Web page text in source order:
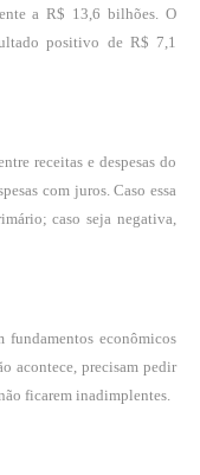
a R$ 13,6 bilhões. O
positivo de R$ 7,1
receitas e despesas do
com juros. Caso essa
caso seja negativa,
fundamentos econômicos
acontece, precisam pedir
ficarem inadimplentes.